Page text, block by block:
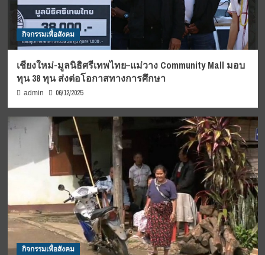
กิจกรรมเพื่อสังคม
เชียงใหม่-มูลนิธิศรีเทพไทย–แม่วาง Community Mall มอบ
ทุน 38 ทุน ส่งต่อโอกาสทางการศึกษา
admin 06/12/2025
กิจกรรมเพื่อสังคม